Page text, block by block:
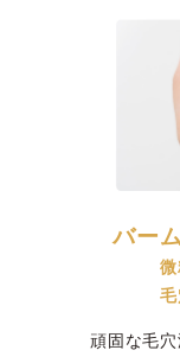
バー
頑固な毛穴